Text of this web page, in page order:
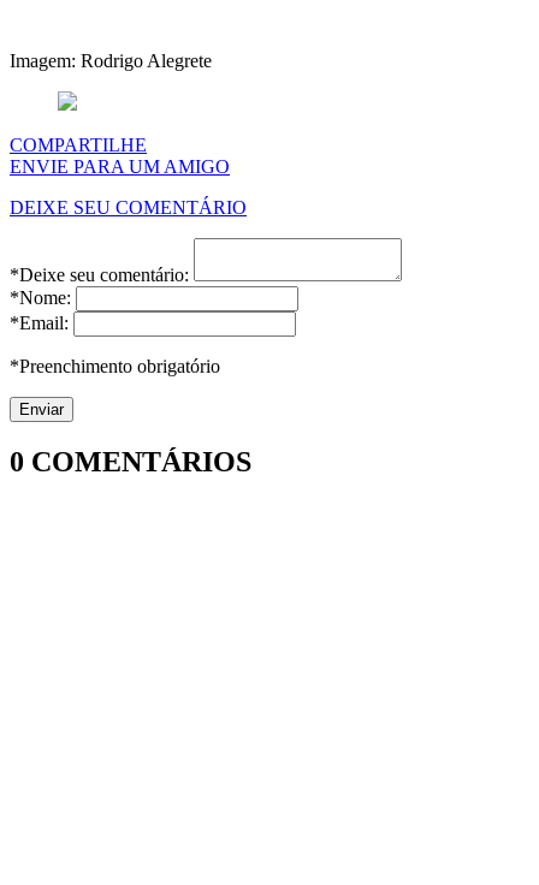
Imagem: Rodrigo Alegrete
COMPARTILHE
ENVIE PARA UM AMIGO
DEIXE SEU COMENTÁRIO
*Deixe seu comentário:
*Nome:
*Email:
*Preenchimento obrigatório
0 COMENTÁRIOS